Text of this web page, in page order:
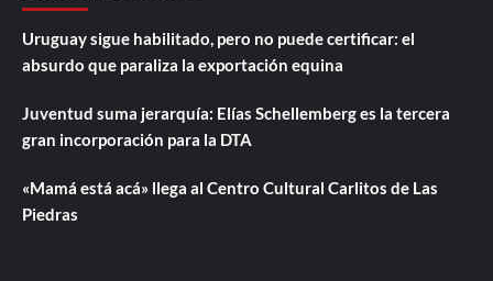
Uruguay sigue habilitado, pero no puede certificar: el
absurdo que paraliza la exportación equina
Juventud suma jerarquía: Elías Schellemberg es la tercera
gran incorporación para la DTA
«Mamá está acá» llega al Centro Cultural Carlitos de Las
Piedras